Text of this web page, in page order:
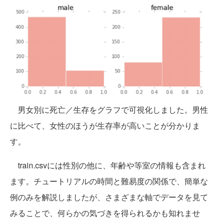
男女別に死亡／生存をグラフで可視化しました。男性
に比べて、女性のほうが生存率が高いことが分かりま
す。
train.csvには性別の他に、年齢や等室の情報も含まれ
ます。チュートリアルの時間と難易度の関係で、簡単な
例のみを解説しましたが、さまざまな軸でデータを見て
みることで、何らかの気づきを得られるかも知れませ